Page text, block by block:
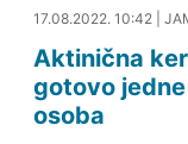
17.08.2022. 11:03
17.08.2022. 10:42|
Aktinična
gotovo
osoba